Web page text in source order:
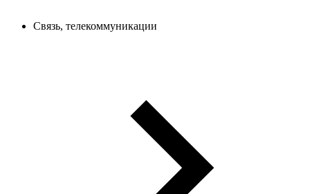
Связь, телекоммуникации